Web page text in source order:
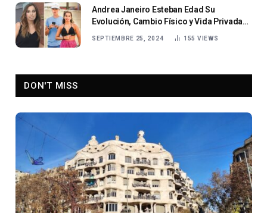
Andrea Janeiro Esteban Edad Su
Evolución, Cambio Físico y Vida Privada
SEPTIEMBRE 25, 2024 155 VIEWS
DON'T MISS